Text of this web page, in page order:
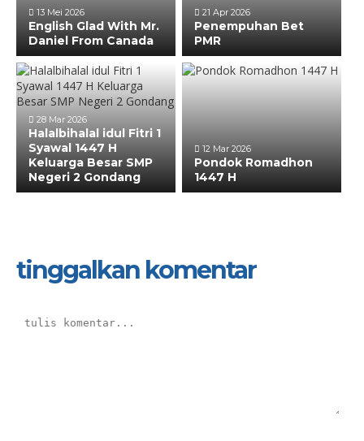
13 Mei 2026
English Glad With Mr.
Daniel From Canada
21 Apr 2026
Penempuhan Bet
PMR
28 Mar 2026
Halalbihalal idul Fitri 1
Syawal 1447 H
Keluarga Besar SMP
Negeri 2 Gondang
12 Mar 2026
Pondok Romadhon
1447 H
tinggalkan komentar